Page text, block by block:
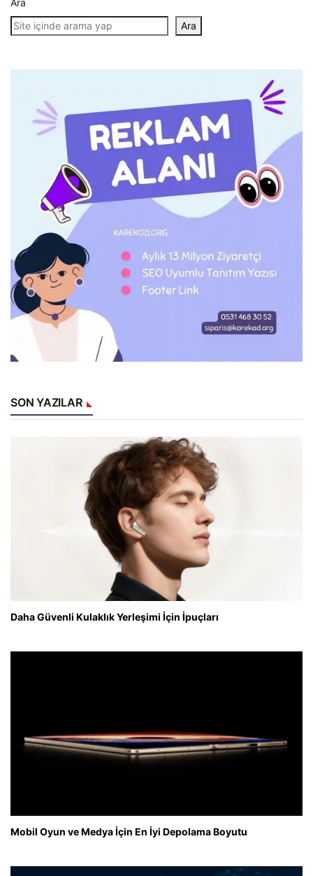
Ara
SON YAZILAR
Daha Güvenli Kulaklık Yerleşimi İçin İpuçları
Mobil Oyun ve Medya İçin En İyi Depolama Boyutu